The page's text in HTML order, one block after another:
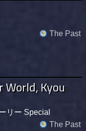
The Past
World, Kyou
リー Special
The Past